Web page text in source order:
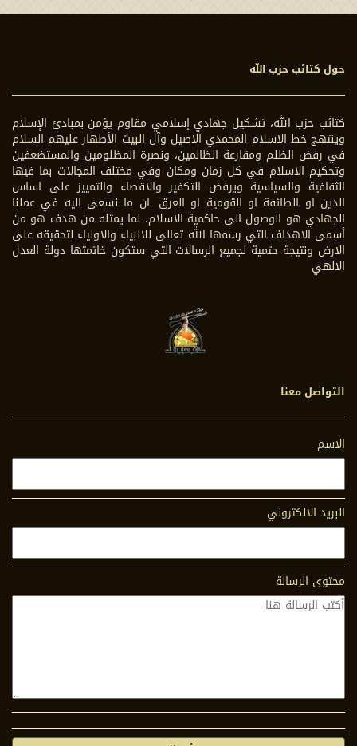
حول كتائب حزب الله
كتائب حزب الله، تشكيل جهادي إسلامي مقاوم يؤمن بمبادئ الإسلام
وينتهج خط الاسلام المحمدي الاصيل وآل البيت الأطهار عليهم السلام
في رفض الظلم ومقارعة الظالمين، ونصرة المظلومين والمستضعفين
وتحكيم الاسلام في كل زمان ومكان وفي مختلف المجالات بما فيها
الثقافية والسياسية ويرفض التكفير والاقصاء والتمييز على اساس
الدين او الطائفة او القومية او العرق .ان ما نسعى اليه في عملنا
الجهادي هو الوصول الى حاكمية الاسلام، لما يمثله من هدف هو من
أسمى الاهداف التي رسمها الله تعالى للانبياء والاولياء لتحقيقه على
الارض ونتيجة حتمية لجميع الرسالات التي ستكون خاتمتها دولة العدل
الالهي
التواصل معنا
الاسم
البريد الالكتروني
محتوى الرسالة